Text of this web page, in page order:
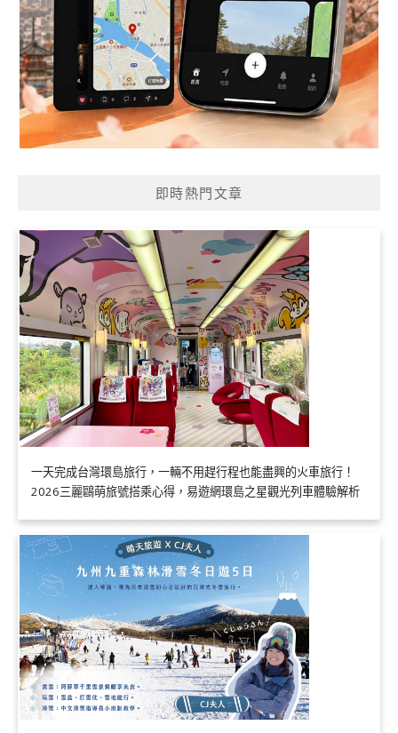
即時熱門文章
一天完成台灣環島旅行，一輛不用趕行程也能盡興的火車旅行！
2026三麗鷗萌旅號搭乘心得，易遊網環島之星觀光列車體驗解析